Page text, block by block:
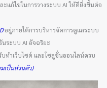
แก้ไขในการวางระบบ AI ให้ดียิ่งขึ้นต่อ
อยู่ภายใต้การบริหารจัดการดูแลระบบ
นระบบ AI อัจฉริยะ
บทำเว็บไซต์ และโซลูชั่นออนไลน์ครบ
เป็นส่วนตัว)